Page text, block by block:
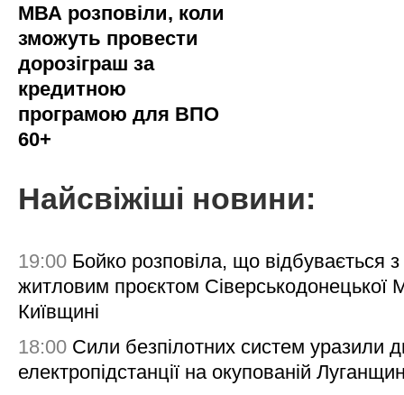
МВА розповіли, коли
зможуть провести
дорозіграш за
кредитною
програмою для ВПО
60+
Найсвіжіші новини:
19:00 Бойко розповіла, що відбувається з
житловим проєктом Сіверськодонецької
Київщині
18:00 Сили безпілотних систем уразили
електропідстанції на окупованій